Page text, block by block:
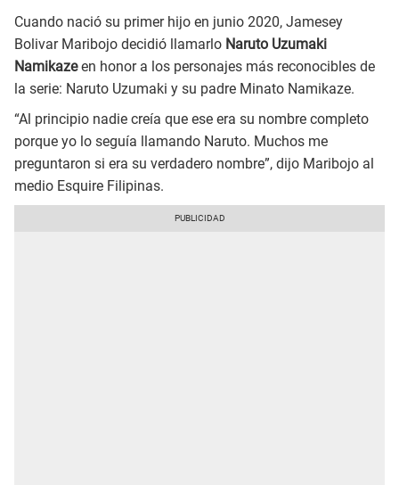
Cuando nació su primer hijo en junio 2020, Jamesey
Bolivar Maribojo decidió llamarlo Naruto Uzumaki
Namikazeen honor a los personajes más reconocibles de
la serie: Naruto Uzumaki y su padre Minato Namikaze.
“Al principio nadie creía que ese era su nombre completo
porque yo lo seguía llamando Naruto. Muchos me
preguntaron si era su verdadero nombre”, dijo Maribojo al
medio Esquire Filipinas.